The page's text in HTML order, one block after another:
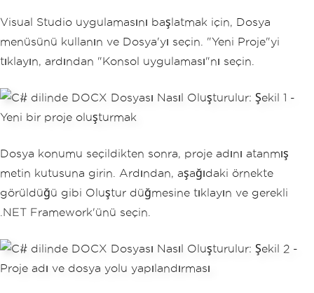
Visual Studio uygulamasını başlatmak için, Dosya
menüsünü kullanın ve Dosya'yı seçin. "Yeni Proje"yi
tıklayın, ardından "Konsol uygulaması"nı seçin.
Dosya konumu seçildikten sonra, proje adını atanmış
metin kutusuna girin. Ardından, aşağıdaki örnekte
görüldüğü gibi Oluştur düğmesine tıklayın ve gerekli
.NET Framework'ünü seçin.